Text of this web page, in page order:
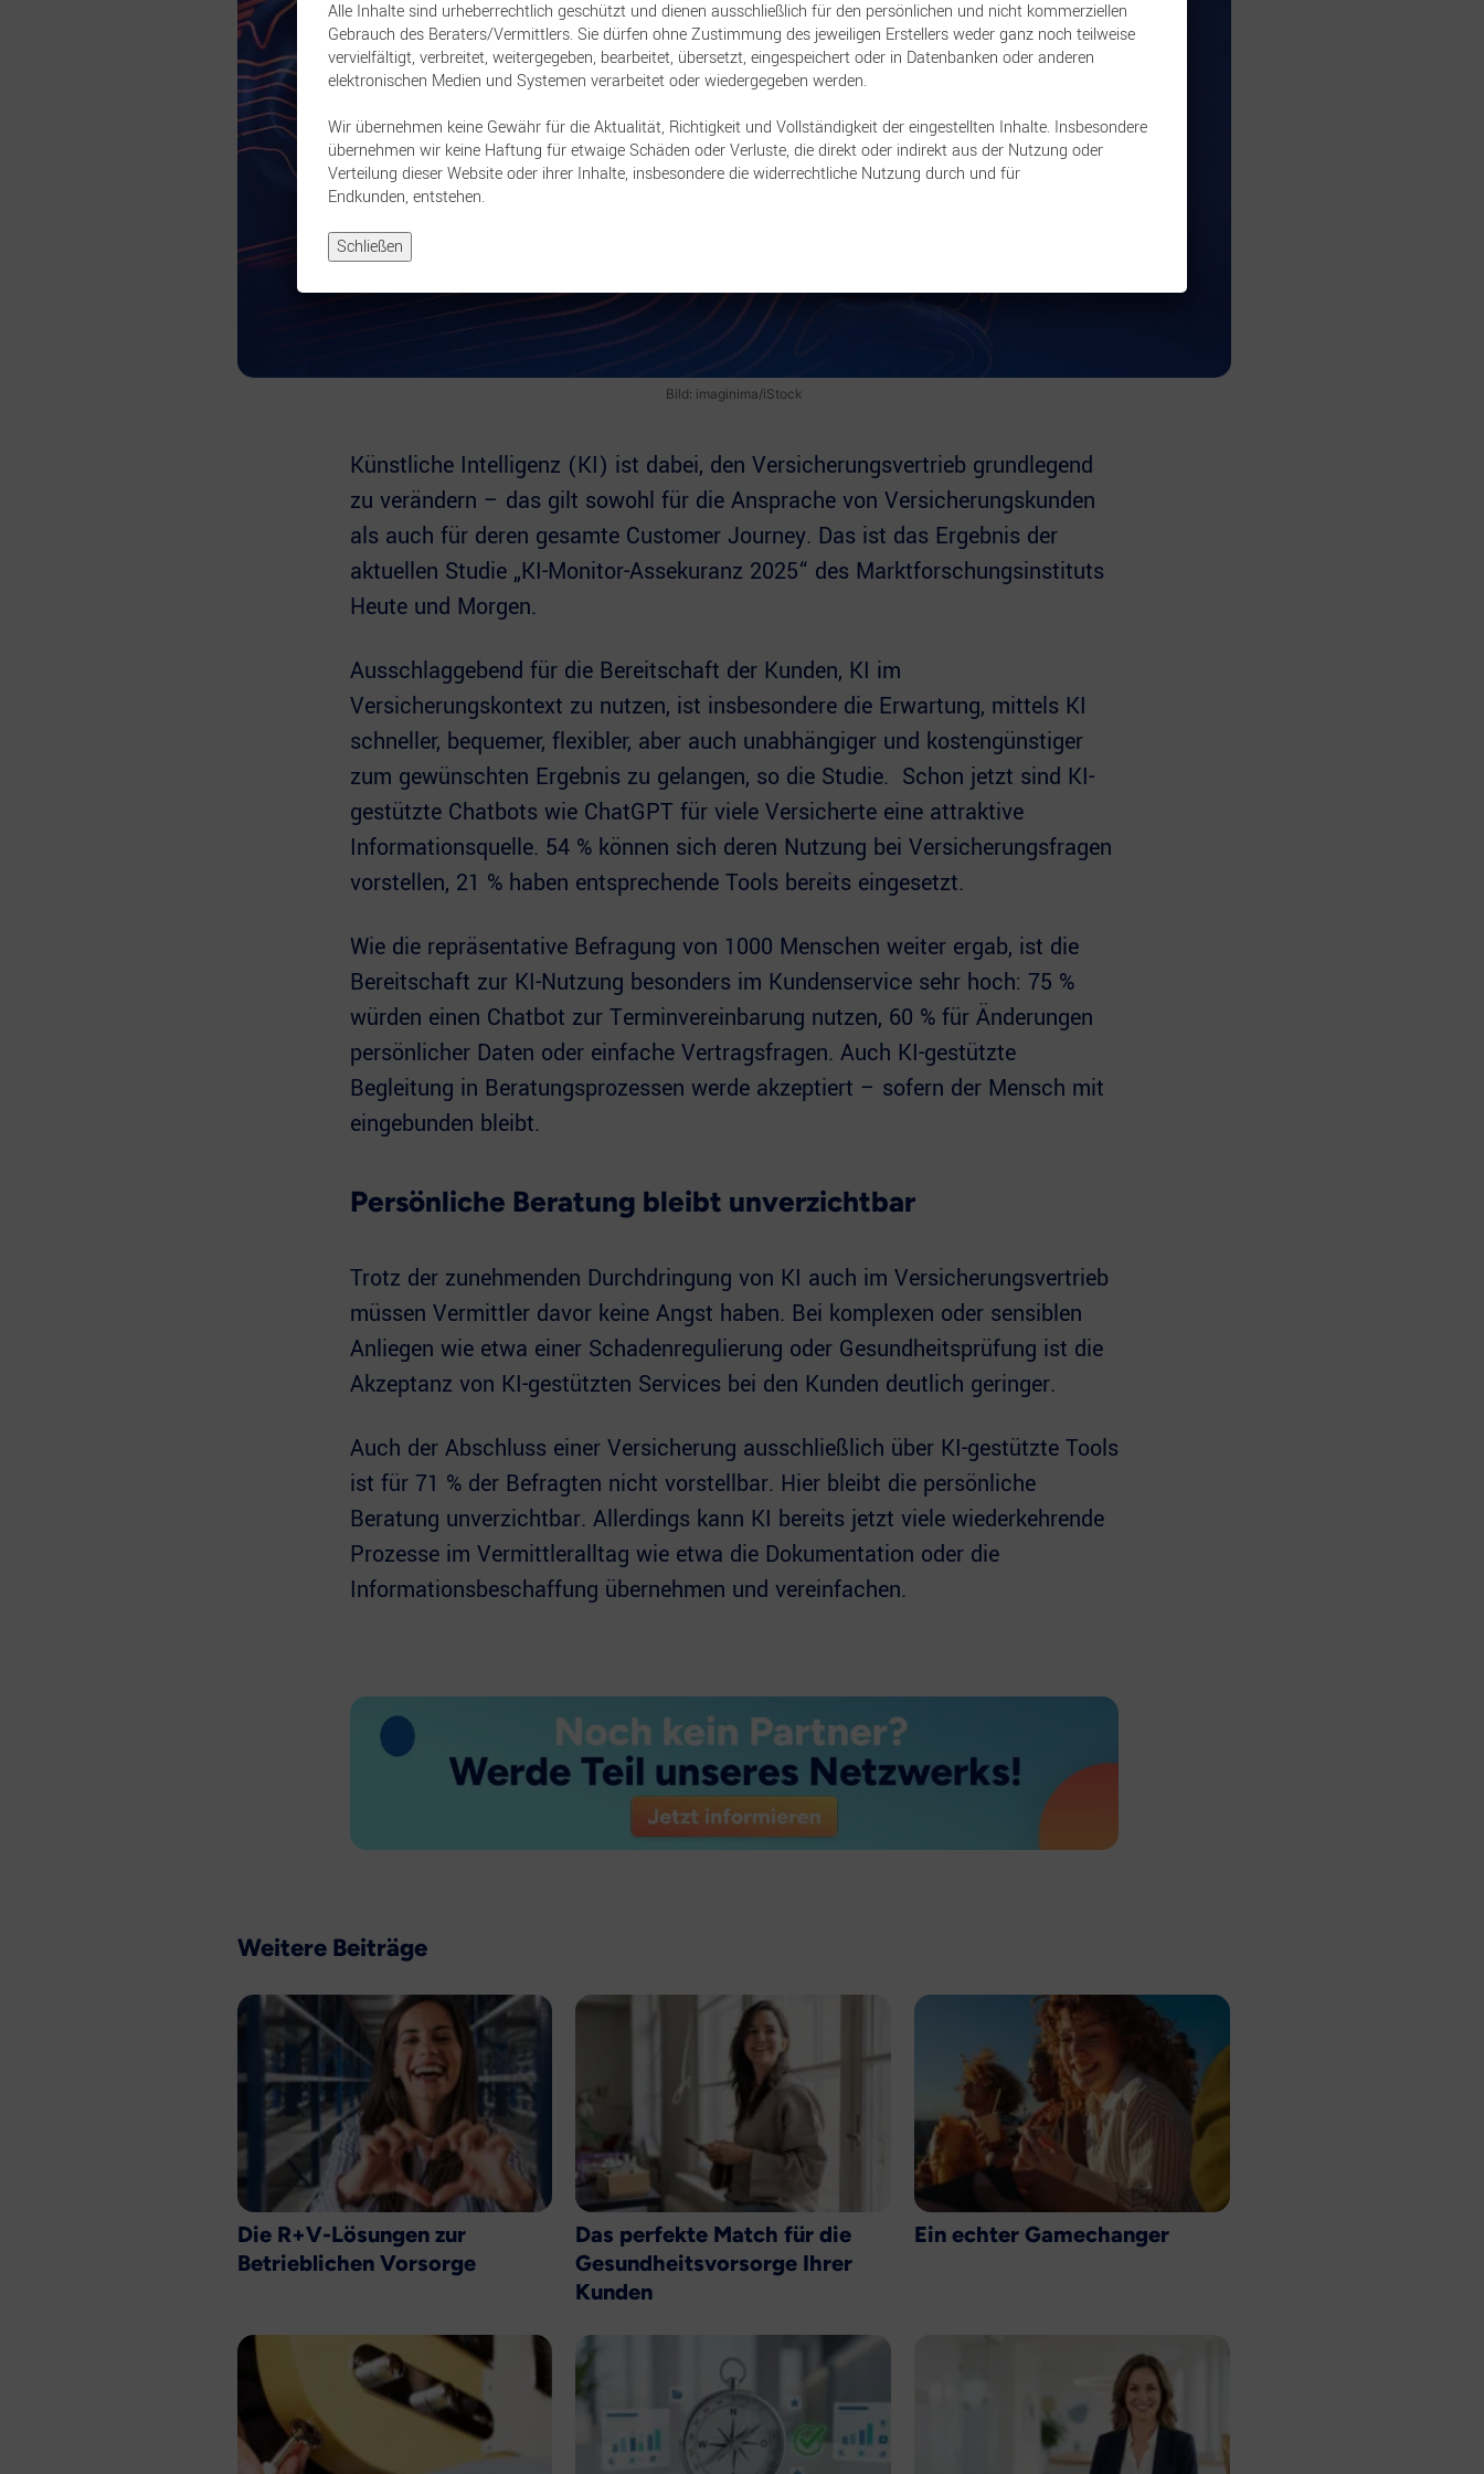
Bild: imaginima/iStock
Künstliche Intelligenz (KI) ist dabei, den Versicherungsvertrieb grundlegend
zu verändern – das gilt sowohl für die Ansprache von Versicherungskunden
als auch für deren gesamte Customer Journey. Das ist das Ergebnis der
aktuellen Studie „KI-Monitor-Assekuranz 2025“ des Marktforschungsinstituts
Heute und Morgen.
Ausschlaggebend für die Bereitschaft der Kunden, KI im
Versicherungskontext zu nutzen, ist insbesondere die Erwartung, mittels KI
schneller, bequemer, flexibler, aber auch unabhängiger und kostengünstiger
zum gewünschten Ergebnis zu gelangen, so die Studie. Schon jetzt sind KI-
gestützte Chatbots wie ChatGPT für viele Versicherte eine attraktive
Informationsquelle. 54 % können sich deren Nutzung bei Versicherungsfragen
vorstellen, 21 % haben entsprechende Tools bereits eingesetzt.
Wie die repräsentative Befragung von 1000 Menschen weiter ergab, ist die
Bereitschaft zur KI-Nutzung besonders im Kundenservice sehr hoch: 75 %
würden einen Chatbot zur Terminvereinbarung nutzen, 60 % für Änderungen
persönlicher Daten oder einfache Vertragsfragen. Auch KI-gestützte
Begleitung in Beratungsprozessen werde akzeptiert – sofern der Mensch mit
eingebunden bleibt.
Persönliche Beratung bleibt unverzichtbar
Trotz der zunehmenden Durchdringung von KI auch im Versicherungsvertrieb
müssen Vermittler davor keine Angst haben. Bei komplexen oder sensiblen
Anliegen wie etwa einer Schadenregulierung oder Gesundheitsprüfung ist die
Akzeptanz von KI-gestützten Services bei den Kunden deutlich geringer.
Auch der Abschluss einer Versicherung ausschließlich über KI-gestützte Tools
ist für 71 % der Befragten nicht vorstellbar. Hier bleibt die persönliche
Beratung unverzichtbar. Allerdings kann KI bereits jetzt viele wiederkehrende
Prozesse im Vermittleralltag wie etwa die Dokumentation oder die
Informationsbeschaffung übernehmen und vereinfachen.
Weitere Beiträge
Die R+V-Lösungen zur
Betrieblichen Vorsorge
Das perfekte Match für die
Gesundheitsvorsorge Ihrer
Kunden
Ein echter Gamechanger
Alle Inhalte sind urheberrechtlich geschützt und dienen ausschließlich für den persönlichen und nicht kommerziellen
Gebrauch des Beraters/Vermittlers. Sie dürfen ohne Zustimmung des jeweiligen Erstellers weder ganz noch teilweise
vervielfältigt, verbreitet, weitergegeben, bearbeitet, übersetzt, eingespeichert oder in Datenbanken oder anderen
elektronischen Medien und Systemen verarbeitet oder wiedergegeben werden.
Wir übernehmen keine Gewähr für die Aktualität, Richtigkeit und Vollständigkeit der eingestellten Inhalte. Insbesondere
übernehmen wir keine Haftung für etwaige Schäden oder Verluste, die direkt oder indirekt aus der Nutzung oder
Verteilung dieser Website oder ihrer Inhalte, insbesondere die widerrechtliche Nutzung durch und für
Endkunden, entstehen.
Schließen